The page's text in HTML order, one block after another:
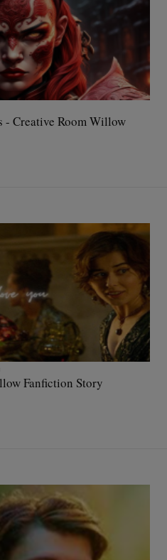
- Creative Room Willow
Fanfiction Story